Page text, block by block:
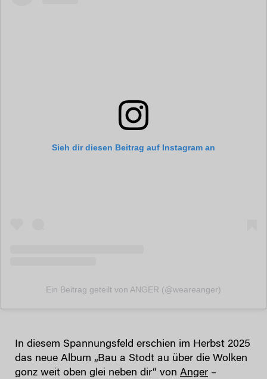
Sieh dir diesen Beitrag auf Instagram an
Ein Beitrag geteilt von ANGER (@weareanger)
In diesem Spannungsfeld erschien im Herbst 2025
das neue Album „Bau a Stodt au über die Wolken
gonz weit oben glei neben dir“ von Anger –